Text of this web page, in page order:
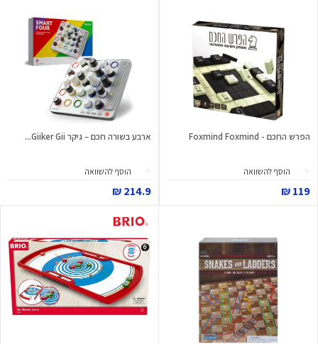
הפרש החכם - Foxmind Foxmind
הוסף להשוואה
119 ₪
ארבע בשורה חכם – גיקר Giiker Gii...
הוסף להשוואה
214.9 ₪